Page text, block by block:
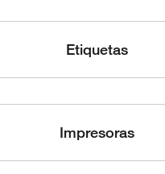
Etiquetas
Impresoras